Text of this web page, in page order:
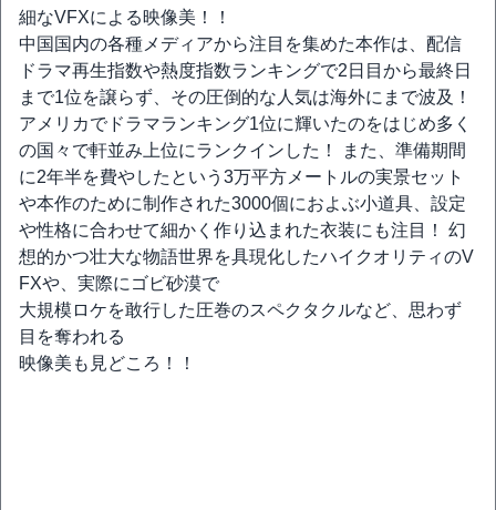
細なVFXによる映像美！！
中国国内の各種メディアから注目を集めた本作は、配信
ドラマ再生指数や熱度指数ランキングで2日目から最終日
まで1位を譲らず、その圧倒的な人気は海外にまで波及！
アメリカでドラマランキング1位に輝いたのをはじめ多く
の国々で軒並み上位にランクインした！ また、準備期間
に2年半を費やしたという3万平方メートルの実景セット
や本作のために制作された3000個におよぶ小道具、設定
や性格に合わせて細かく作り込まれた衣装にも注目！ 幻
想的かつ壮大な物語世界を具現化したハイクオリティのV
FXや、実際にゴビ砂漠で
大規模ロケを敢行した圧巻のスペクタクルなど、思わず
目を奪われる
映像美も見どころ！！